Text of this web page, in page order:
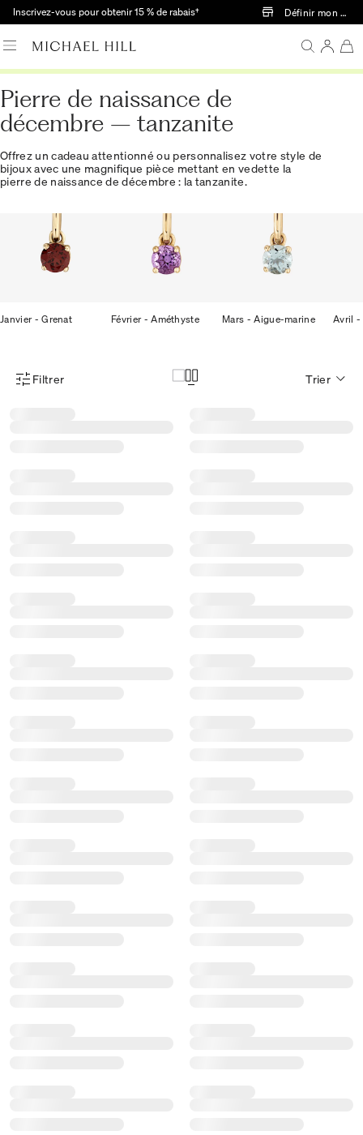
Passer au contenu principal
Inscrivez-vous pour obtenir 15 % de rabais† Définir mon
Pierre de naissance de
décembre – tanzanite
Offrez un cadeau attentionné ou personnalisez votre style de
bijoux avec une magnifique pièce mettant en vedette la
pierre de naissance de décembre : la tanzanite.
Janvier - Grenat Février - Améthyste Mars - Aigue-marine Avril -
Menu des filtres d'articles
Filtrer Trier